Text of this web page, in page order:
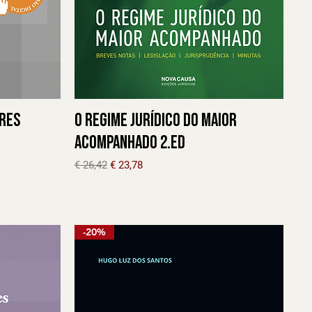
O Regime Jurídico do Maior
Acompanhado 2.ED
Preço normal
€ 26,42 Preço promocional
€ 23,78
-20%